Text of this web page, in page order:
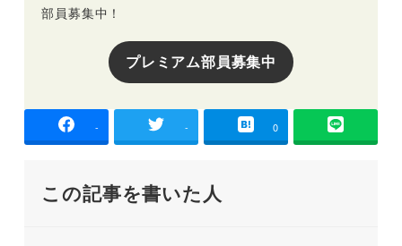
部員募集中！
プレミアム部員募集中
- - 0
この記事を書いた人